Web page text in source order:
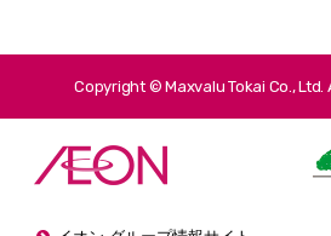
Copyright © Maxvalu Tokai Co., Ltd.